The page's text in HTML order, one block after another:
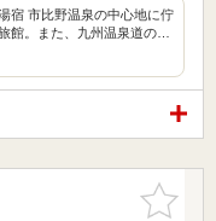
宿 市比野温泉の中心地に佇
館。また、九州温泉道の…
お気に入
りに追加